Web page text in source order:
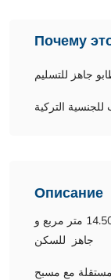
Почему
جاهز للتسليم
التركية
Описание
المشروع لا يزال تحت الإنشاء على مساحة 14.500 متر مربع و
جاهز للسكن
للفيلات مكون من 30 فيلا مستقلة مع مسبح